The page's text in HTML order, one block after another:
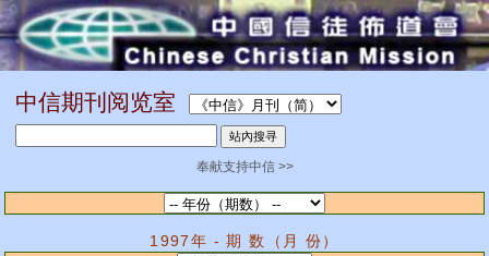
中信期刊阅览室
奉献支持中信 >>
1997年 - 期 数（月 份）